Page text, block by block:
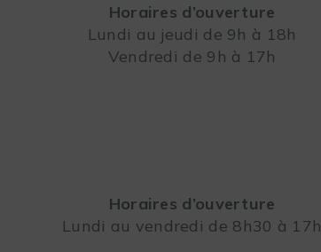
Horaires d’ouverture
Lundi au jeudi de 9h à 18h
Vendredi de 9h à 17h
Horaires d’ouverture
Lundi au vendredi de 8h30 à 17h